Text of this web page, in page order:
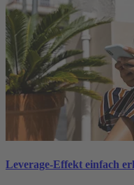
Leverage-Effekt einfach